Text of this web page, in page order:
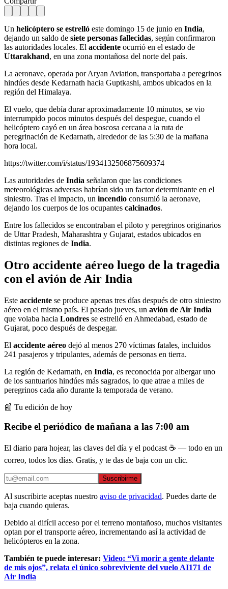
Un helicóptero se estrelló este domingo 15 de junio en India,
dejando un saldo de siete personas fallecidas, según confirmaron
las autoridades locales. El accidente ocurrió en el estado de
Uttarakhand, en una zona montañosa del norte del país.
La aeronave, operada por Aryan Aviation, transportaba a peregrinos
hindúes desde Kedarnath hacia Guptkashi, ambos ubicados en la
región del Himalaya.
El vuelo, que debía durar aproximadamente 10 minutos, se vio
interrumpido pocos minutos después del despegue, cuando el
helicóptero cayó en un área boscosa cercana a la ruta de
peregrinación de Kedarnath, alrededor de las 5:30 de la mañana
hora local.
https://twitter.com/i/status/1934132506875609374
Las autoridades de India señalaron que las condiciones
meteorológicas adversas habrían sido un factor determinante en el
siniestro. Tras el impacto, un incendio consumió la aeronave,
dejando los cuerpos de los ocupantes calcinados.
Entre los fallecidos se encontraban el piloto y peregrinos originarios
de Uttar Pradesh, Maharashtra y Gujarat, estados ubicados en
distintas regiones de India.
Otro accidente aéreo luego de la tragedia
con el avión de Air India
Este accidente se produce apenas tres días después de otro siniestro
aéreo en el mismo país. El pasado jueves, un avión de Air India
que volaba hacia Londres se estrelló en Ahmedabad, estado de
Gujarat, poco después de despegar.
El accidente aéreo dejó al menos 270 víctimas fatales, incluidos
241 pasajeros y tripulantes, además de personas en tierra.
La región de Kedarnath, en India, es reconocida por albergar uno
de los santuarios hindúes más sagrados, lo que atrae a miles de
peregrinos cada año durante la temporada de verano.
📰 Tu edición de hoy
Recibe el periódico de mañana a las 7:00 am
El diario para hojear, las claves del día y el podcast ☕ — todo en un
correo, todos los días. Gratis, y te das de baja con un clic.
Suscribirme
Al suscribirte aceptas nuestro aviso de privacidad. Puedes darte de
baja cuando quieras.
Debido al difícil acceso por el terreno montañoso, muchos visitantes
optan por el transporte aéreo, incrementando así la actividad de
helicópteros en la zona.
También te puede interesar: Video: “Vi morir a gente delante
de mis ojos”, relata el único sobreviviente del vuelo AI171 de
Air India